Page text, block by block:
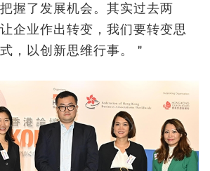
握了发展机会。其实过去两
企业作出转变，我们要转变思
，以创新思维行事。＂